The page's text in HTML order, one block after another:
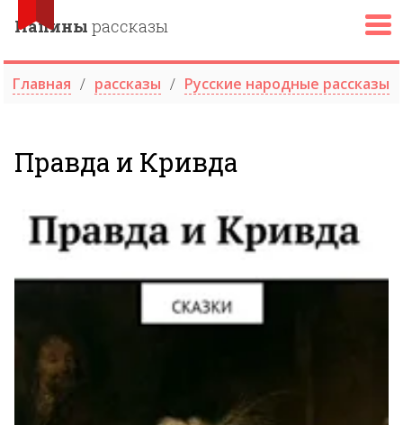
Папины рассказы
Главная рассказы Русские народные рассказы
Правда и Кривда